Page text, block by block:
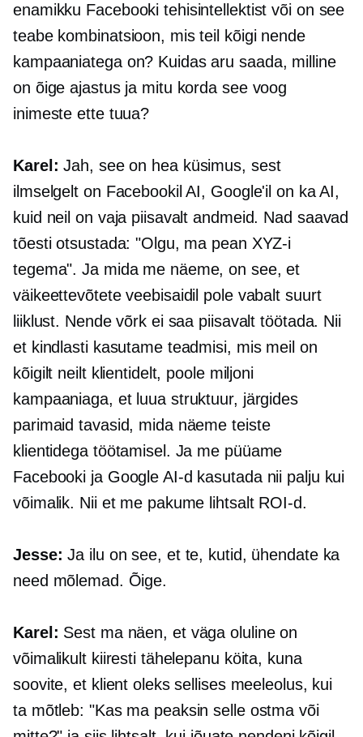
enamikku Facebooki tehisintellektist või on see
teabe kombinatsioon, mis teil kõigi nende
kampaaniatega on? Kuidas aru saada, milline
on õige ajastus ja mitu korda see voog
inimeste ette tuua?
Karel: Jah, see on hea küsimus, sest
ilmselgelt on Facebookil AI, Google'il on ka AI,
kuid neil on vaja piisavalt andmeid. Nad saavad
tõesti otsustada: "Olgu, ma pean XYZ-i
tegema". Ja mida me näeme, on see, et
väikeettevõtete veebisaidil pole vabalt suurt
liiklust. Nende võrk ei saa piisavalt töötada. Nii
et kindlasti kasutame teadmisi, mis meil on
kõigilt neilt klientidelt, poole miljoni
kampaaniaga, et luua struktuur, järgides
parimaid tavasid, mida näeme teiste
klientidega töötamisel. Ja me püüame
Facebooki ja Google AI-d kasutada nii palju kui
võimalik. Nii et me pakume lihtsalt ROI-d.
Jesse: Ja ilu on see, et te, kutid, ühendate ka
need mõlemad. Õige.
Karel: Sest ma näen, et väga oluline on
võimalikult kiiresti tähelepanu köita, kuna
soovite, et klient oleks sellises meeleolus, kui
ta mõtleb: "Kas ma peaksin selle ostma või